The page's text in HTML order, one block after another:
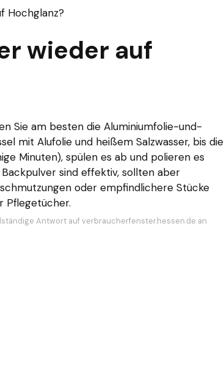
Hochglanz?
wieder auf
Sie am besten die Aluminiumfolie-und-
mit Alufolie und heißem Salzwasser, bis die
Minuten), spülen es ab und polieren es
sind effektiv, sollten aber
oder empfindlichere Stücke
Pflegetücher.
Antwort auf verbraucherfenster.hessen.de an